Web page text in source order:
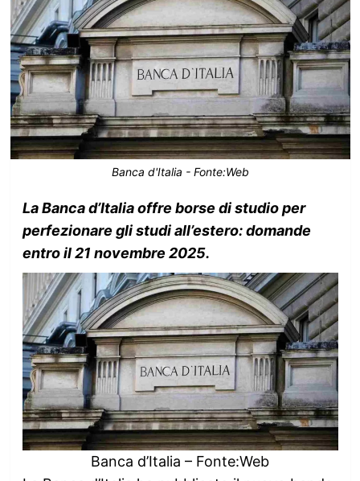
Banca d'Italia - Fonte:Web
La Banca d’Italia offre borse di studio per
perfezionare gli studi all’estero: domande
entro il 21 novembre 2025.
Banca d’Italia – Fonte:Web